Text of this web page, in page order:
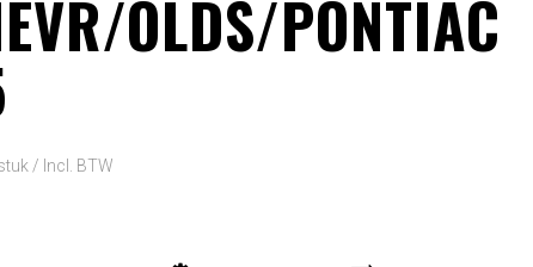
OLDS/PONTIAC
/ Incl. BTW